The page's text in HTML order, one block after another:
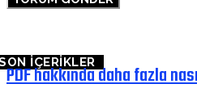
İÇERİKLER
PDF hakkında daha fazla